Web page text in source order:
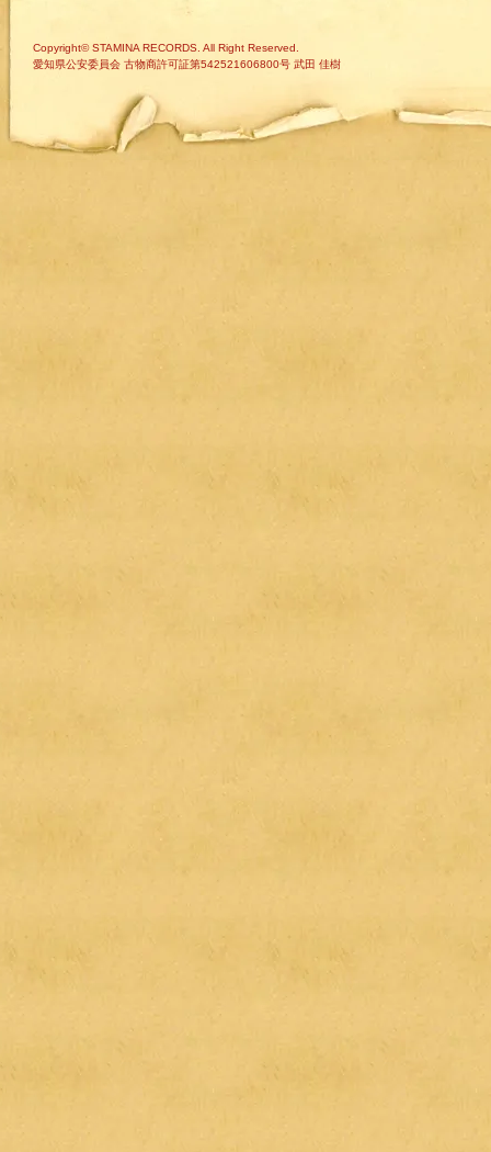
Copyright© STAMINA RECORDS. All Right Reserved.
愛知県公安委員会 古物商許可証第542521606800号 武田 佳樹